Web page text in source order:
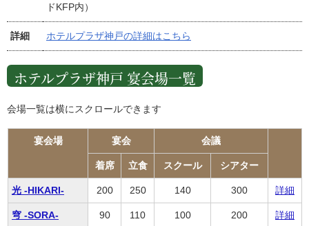
ドKFP内）
詳細 ホテルプラザ神戸の詳細はこちら
ホテルプラザ神戸 宴会場一覧
会場一覧は横にスクロールできます
宴会場 宴会 会議
着席 立食 スクール シアター
光 -HIKARI- 200 250 140 300 詳細
穹 -SORA- 90 110 100 200 詳細